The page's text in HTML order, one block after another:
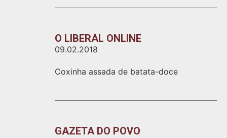
O LIBERAL ONLINE
09.02.2018
Coxinha assada de batata-doce
GAZETA DO POVO